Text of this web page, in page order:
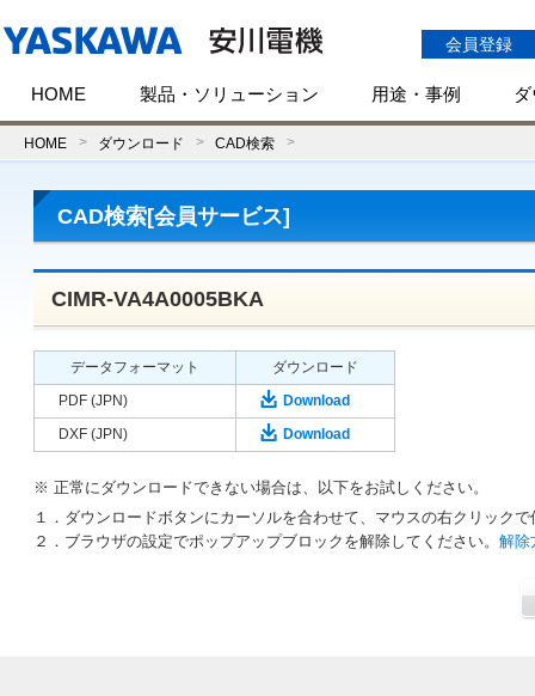
会員登録
HOME 製品・ソリューション 用途・事例
HOME ダウンロード CAD検索
CAD検索[会員サービス]
CIMR-VA4A0005BKA
データフォーマット
ダウンロード
PDF (JPN)
Download
DXF (JPN)
Download
※ 正常にダウンロードできない場合は、以下をお試しください。
１．ダウンロードボタンにカーソルを合わせて、マウスの右クリック
２．ブラウザの設定でポップアップブロックを解除してください。 解除